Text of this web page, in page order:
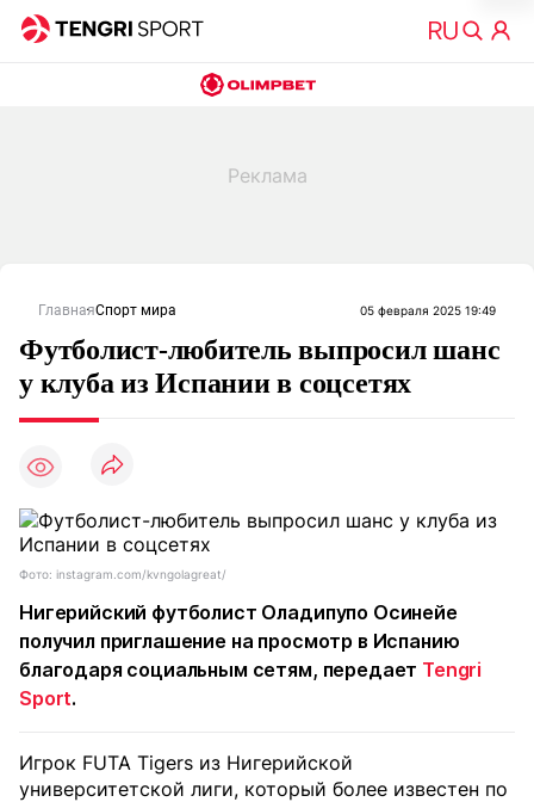
ГлавнаяСпорт мира 05 февраля 2025 19:49
Футболист-любитель выпросил шанс
у клуба из Испании в соцсетях
Фото: instagram.com/kvngolagreat/
Нигерийский футболист Оладипупо Осинейе
получил приглашение на просмотр в Испанию
благодаря социальным сетям, передает Tengri
Sport.
Игрок FUTA Tigers из Нигерийской
университетской лиги, который более известен по